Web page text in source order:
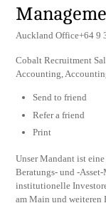
Auckland Office+64 9
Cobalt Recruitment
Accounting,
Send to friend
Refer a friend
Print
Unser Mandant ist
Beratungs- und -
institutionelle
am Main und weiteren